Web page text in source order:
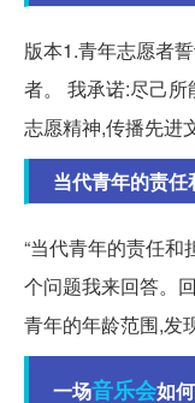
版本1.青年志愿者
者。 我承诺:尽己
志愿精神,传播先进
当代青年的责
“当代青年的责任和
个问题我来回答。
青年的年龄范围,发
一场音乐会如